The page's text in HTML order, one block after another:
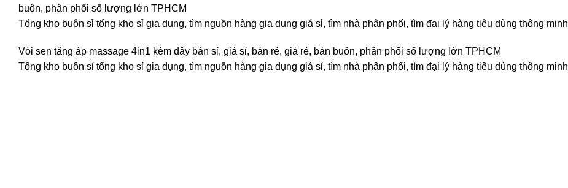
buôn, phân phối số lượng lớn TPHCM
Tổng kho buôn sỉ tổng kho sỉ gia dụng, tìm nguồn hàng gia dụng giá sỉ, tìm nhà phân phối, tìm đại lý hàng tiêu dùng thông minh
Vòi sen tăng áp massage 4in1 kèm dây bán sỉ, giá sỉ, bán rẻ, giá rẻ, bán buôn, phân phối số lượng lớn TPHCM
Tổng kho buôn sỉ tổng kho sỉ gia dụng, tìm nguồn hàng gia dụng giá sỉ, tìm nhà phân phối, tìm đại lý hàng tiêu dùng thông minh